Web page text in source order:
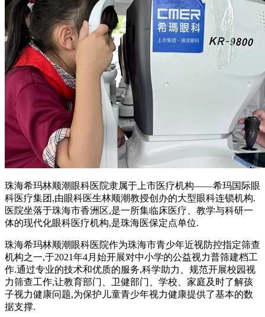
珠海希玛林顺潮眼科医院隶属于上市医疗机构——希玛国际眼
科医疗集团,由眼科医生林顺潮教授创办的大型眼科连锁机构.
医院坐落于珠海市香洲区,是一所集临床医疗、教学与科研一
体的现代化眼科医疗机构,是珠海医保定点单位.
珠海希玛林顺潮眼科医院作为珠海市青少年近视防控指定筛查
机构之一,于2021年4月始开展对中小学的公益视力普筛建档工
作.通过专业的技术和优质的服务,科学助力、规范开展校园视
力筛查工作,让教育部门、卫健部门、学校、家庭及时了解孩
子视力健康问题,为保护儿童青少年视力健康提供了基本的数
据支撑.